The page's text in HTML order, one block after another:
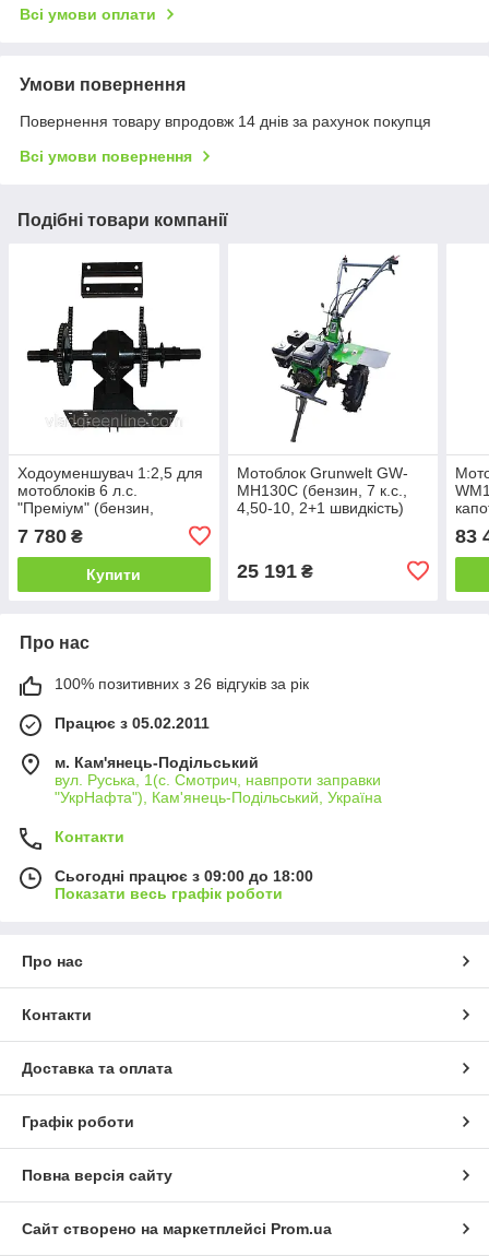
Всі умови оплати
Умови повернення
Повернення товару впродовж 14 днів за рахунок покупця
Всі умови повернення
Подібні товари компанії
Ходоуменшувач 1:2,5 для
мотоблоків 6 л.с.
"Преміум" (бензин,
7 780 ₴
Купити
Мотоблок Grunwelt GW-
MH130C (бензин, 7 к.с.,
4,50-10, 2+1 швидкість)
25 191₴
КПП
83
Про нас
100% позитивних з 26 відгуків за рік
Працює з 05.02.2011
м. Кам'янець-Подільський
вул. Руська, 1(с. Смотрич, навпроти заправки
"УкрНафта"), Кам'янець-Подільський, Україна
Контакти
Сьогодні працює з 09:00 до 18:00
Показати весь графік роботи
Про нас
Контакти
Доставка та оплата
Графік роботи
Повна версія сайту
Сайт створено на маркетплейсі Prom.ua